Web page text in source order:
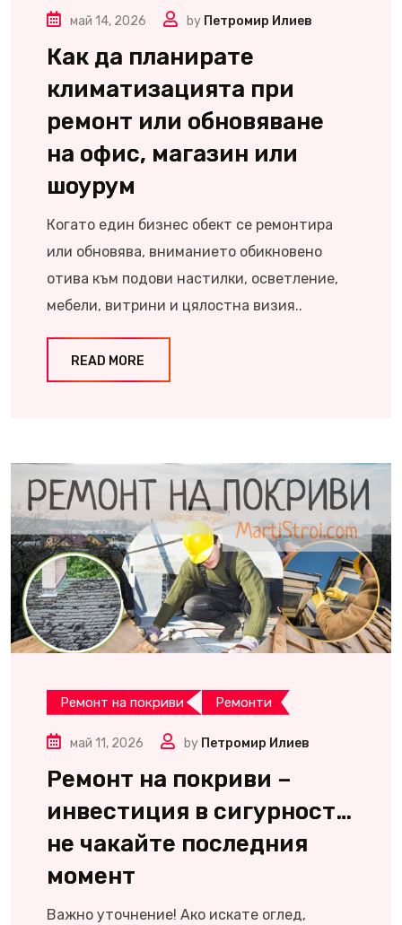
май 14, 2026 by Петромир Илиев
Как да планирате
климатизацията при
ремонт или обновяване
на офис, магазин или
шоурум
Когато един бизнес обект се ремонтира
или обновява, вниманието обикновено
отива към подови настилки, осветление,
мебели, витрини и цялостна визия..
READ MORE
Ремонт на покриви Ремонти
май 11, 2026 by Петромир Илиев
Ремонт на покриви –
инвестиция в сигурност…
не чакайте последния
момент
Важно уточнение! Ако искате оглед,